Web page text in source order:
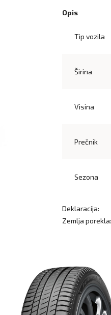
Opis
Tip vozila
Širina
Visina
Prečnik
Sezona
Deklaracija:
Zemlja